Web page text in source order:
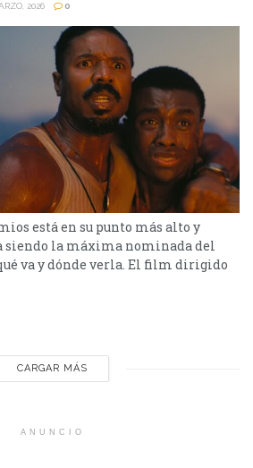
2026 0
está en su punto más alto y
la máxima nominada del
va y dónde verla. El film dirigido
se convirtió en la película con
la 98ª edición de los Premios Óscar
CARGAR MÁS
ANUNCIO